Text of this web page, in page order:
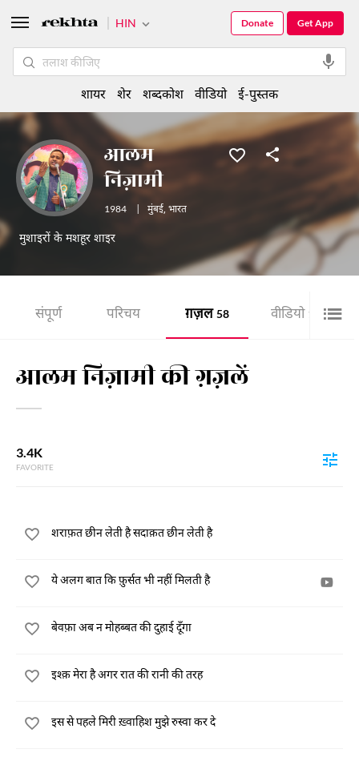
आलम
निज़ामी
1984 मुंबई,भारत
मुशाइरों के मशहूर शाइर
संपूर्ण परिचय ग़ज़ल 58 वीडियो 16
आलम निज़ामी की ग़ज़लें
3.4K
FAVORITE
शराफ़त छीन लेती है सदाक़त छीन लेती है
ये अलग बात कि फ़ुर्सत भी नहीं मिलती है
बेवफ़ा अब न मोहब्बत की दुहाई दूँगा
इश्क़ मेरा है अगर रात की रानी की तरह
इस से पहले मिरी ख़्वाहिश मुझे रुस्वा कर दे
HIN Get App
Donate
शायर शेर शब्दकोश वीडियो ई-पुस्तक